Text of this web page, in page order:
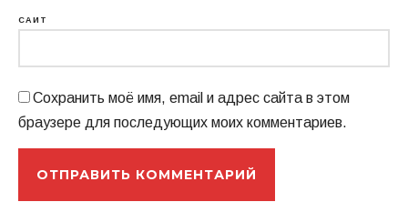
САЙТ
Сохранить моё имя, email и адрес сайта в этом
браузере для последующих моих комментариев.